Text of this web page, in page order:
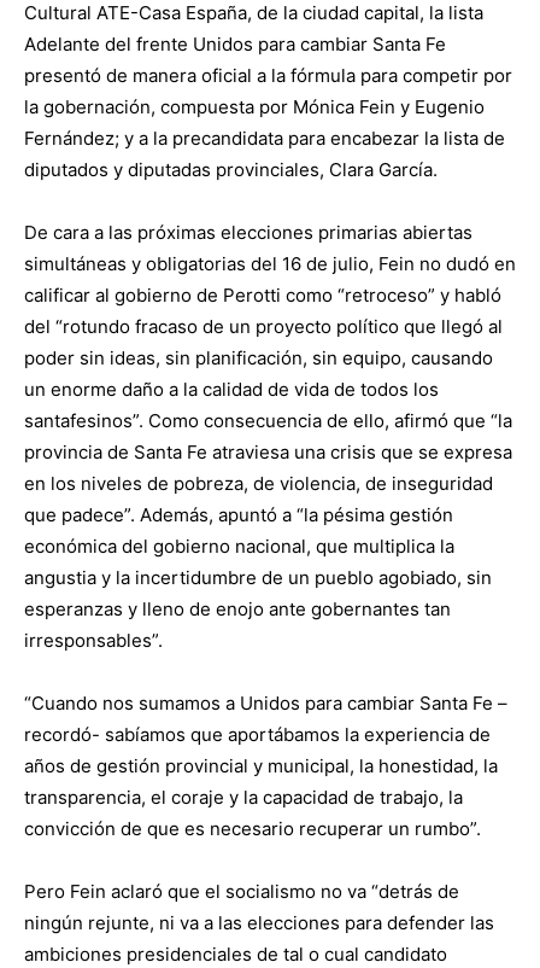
Cultural ATE-Casa España, de la ciudad capital, la lista
Adelante del frente Unidos para cambiar Santa Fe
presentó de manera oficial a la fórmula para competir por
la gobernación, compuesta por Mónica Fein y Eugenio
Fernández; y a la precandidata para encabezar la lista de
diputados y diputadas provinciales, Clara García.
De cara a las próximas elecciones primarias abiertas
simultáneas y obligatorias del 16 de julio, Fein no dudó en
calificar al gobierno de Perotti como “retroceso” y habló
del “rotundo fracaso de un proyecto político que llegó al
poder sin ideas, sin planificación, sin equipo, causando
un enorme daño a la calidad de vida de todos los
santafesinos”. Como consecuencia de ello, afirmó que “la
provincia de Santa Fe atraviesa una crisis que se expresa
en los niveles de pobreza, de violencia, de inseguridad
que padece”. Además, apuntó a “la pésima gestión
económica del gobierno nacional, que multiplica la
angustia y la incertidumbre de un pueblo agobiado, sin
esperanzas y lleno de enojo ante gobernantes tan
irresponsables”.
“Cuando nos sumamos a Unidos para cambiar Santa Fe –
recordó- sabíamos que aportábamos la experiencia de
años de gestión provincial y municipal, la honestidad, la
transparencia, el coraje y la capacidad de trabajo, la
convicción de que es necesario recuperar un rumbo”.
Pero Fein aclaró que el socialismo no va “detrás de
ningún rejunte, ni va a las elecciones para defender las
ambiciones presidenciales de tal o cual candidato